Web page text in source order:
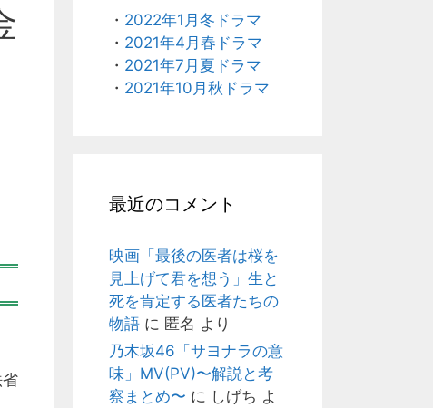
・ 2022年1月冬ドラマ
・ 2021年4月春ドラマ
・ 2021年7月夏ドラマ
・ 2021年10月秋ドラマ
最近のコメント
映画「最後の医者は桜を
見上げて君を想う」生と
死を肯定する医者たちの
物語 に 匿名 より
乃木坂46「サヨナラの意
味」MV(PV)〜解説と考
察まとめ〜 に しげち よ